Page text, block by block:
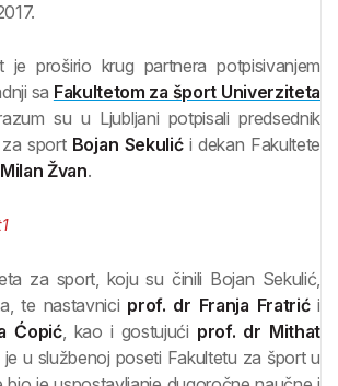
je proširio krug partnera potpisivanjem
sa Fakultetom za šport Univerziteta
su u Ljubljani potpisali predsednik
sport Bojan Sekulići dekan Fakultete
Žvan.
za sport, koju su činili Bojan Sekulić,
te nastavnici prof. dr Franja Fratrići
Ćopić, kao i gostujući prof. dr Mithat
je u službenoj poseti Fakultetu za šport u